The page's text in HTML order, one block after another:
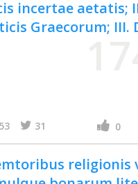
incertae aetatis;
Graecorum; III.
adversus
literaria ...
53 31 0
religionis